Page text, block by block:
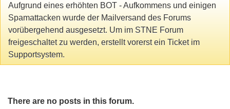
Aufgrund eines erhöhten BOT - Aufkommens und einigen
Spamattacken wurde der Mailversand des Forums
vorübergehend ausgesetzt. Um im STNE Forum
freigeschaltet zu werden, erstellt vorerst ein Ticket im
Supportsystem.
There are no posts in this forum.